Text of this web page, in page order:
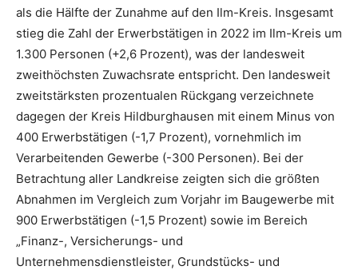
als die Hälfte der Zunahme auf den Ilm-Kreis. Insgesamt
stieg die Zahl der Erwerbstätigen in 2022 im Ilm-Kreis um
1.300 Personen (+2,6 Prozent), was der landesweit
zweithöchsten Zuwachsrate entspricht. Den landesweit
zweitstärksten prozentualen Rückgang verzeichnete
dagegen der Kreis Hildburghausen mit einem Minus von
400 Erwerbstätigen (-1,7 Prozent), vornehmlich im
Verarbeitenden Gewerbe (-300 Personen). Bei der
Betrachtung aller Landkreise zeigten sich die größten
Abnahmen im Vergleich zum Vorjahr im Baugewerbe mit
900 Erwerbstätigen (-1,5 Prozent) sowie im Bereich
„Finanz-, Versicherungs- und
Unternehmensdienstleister, Grundstücks- und